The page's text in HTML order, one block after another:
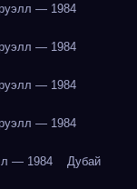
— 1984
— 1984
— 1984
— 1984
— 1984 Дубай